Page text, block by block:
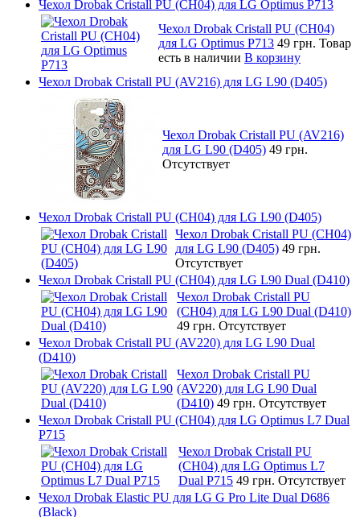
Чехол Drobak Cristall PU (CH04) для LG Optimus P713
Чехол Drobak Cristall PU (CH04)
для LG Optimus P713 49 грн. Товар
есть в наличии В корзину
Чехол Drobak Cristall PU (AV216) для LG L90 (D405)
Чехол Drobak Cristall PU (AV216)
для LG L90 (D405) 49 грн.
Отсутствует
Чехол Drobak Cristall PU (CH04) для LG L90 (D405)
Чехол Drobak Cristall PU (CH04)
для LG L90 (D405) 49 грн.
Отсутствует
Чехол Drobak Cristall PU (CH04) для LG L90 Dual (D410)
Чехол Drobak Cristall PU
(CH04) для LG L90 Dual (D410)
49 грн. Отсутствует
Чехол Drobak Cristall PU (AV220) для LG L90 Dual
(D410)
Чехол Drobak Cristall PU
(AV220) для LG L90 Dual
(D410) 49 грн. Отсутствует
Чехол Drobak Cristall PU (CH04) для LG Optimus L7 Dual
P715
Чехол Drobak Cristall PU
(CH04) для LG Optimus L7
Dual P715 49 грн. Отсутствует
Чехол Drobak Elastic PU для LG G Pro Lite Dual D686
(Black)